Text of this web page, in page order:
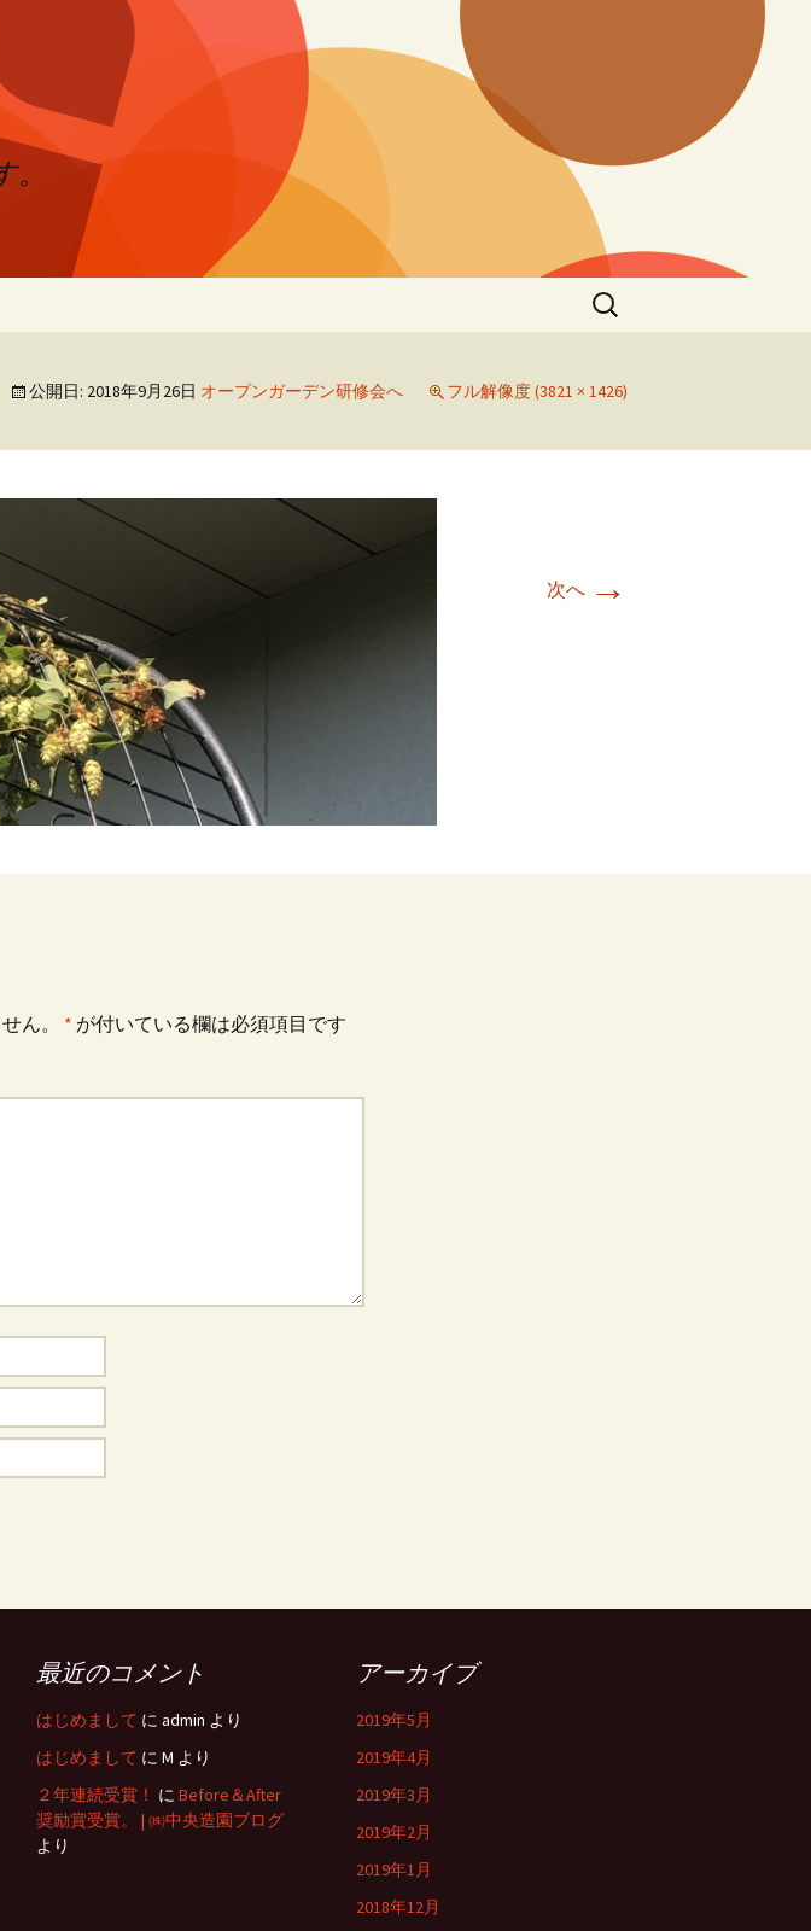
検
公開日: 2018年9月26日 オープンガーデン研修会へ フル解像度 (3821 × 1426)
次へ →
ん。 * が付いている欄は必須項目です
最近のコメント
はじめまして に admin より
はじめまして に M より
２年連続受賞！ に Before＆After
奨励賞受賞。 | ㈱中央造園ブログ
より
アーカイブ
2019年5月
2019年4月
2019年3月
2019年2月
2019年1月
2018年12月